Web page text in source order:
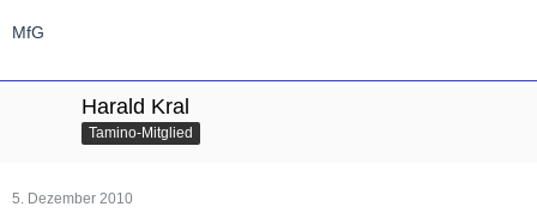
MfG
Harald Kral
Tamino-Mitglied
5. Dezember 2010